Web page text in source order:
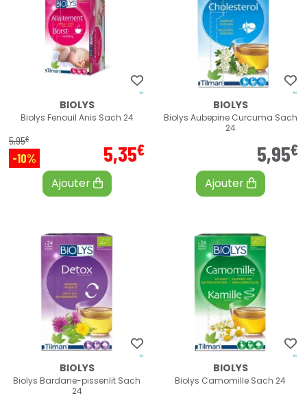
BIOLYS
Biolys Fenouil Anis Sach 24
5,95€
-10% 5,35€
Ajouter
BIOLYS
Biolys Aubepine Curcuma Sach
24
5,95€
Ajouter
BIOLYS
Biolys Bardane-pissenlit Sach
24
BIOLYS
Biolys Camomille Sach 24